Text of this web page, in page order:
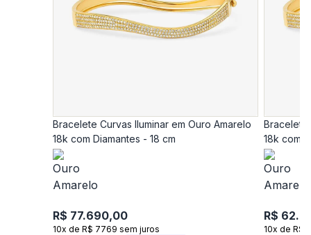
Bracelete Curvas Iluminar em Ouro Amarelo
18k com Diamantes - 18 cm
R$ 77.690,00
10x de R$ 7769 sem juros
Bracelete
18k com
R$
10x de R$